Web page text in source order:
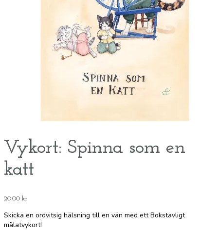
Vykort: Spinna som en
katt
20.00 kr
Skicka en ordvitsig hälsning till en vän med ett Bokstavligt
målatvykort!